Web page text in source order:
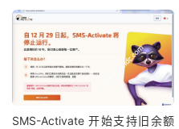
SMS-Activate 开始支持旧余额